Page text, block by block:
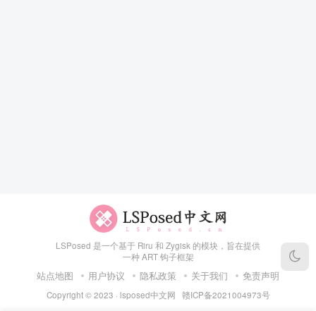
LSPosed 是一个基于 Riru 和 Zygisk 的模块，旨在提供
一种 ART 钩子框架
站点地图 用户协议 隐私政策 关于我们 免责声明
Copyright © 2023 · lsposed中文网 赣ICP备2021004973号